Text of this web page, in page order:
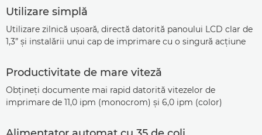
Utilizare simplă
Utilizare zilnică uşoară, directă datorită panoului LCD clar de
1,3” şi instalării unui cap de imprimare cu o singură acţiune
Productivitate de mare viteză
Obţineţi documente mai rapid datorită vitezelor de
imprimare de 11,0 ipm (monocrom) şi 6,0 ipm (color)